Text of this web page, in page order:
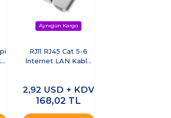
RJ11 RJ45 Cat 5-6
İnternet LAN Kablo
2,92 USD + KDV
168,02 TL